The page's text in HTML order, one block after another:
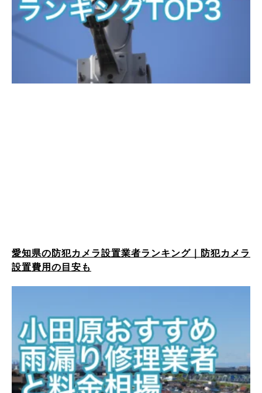
愛知県の防犯カメラ設置業者ランキング｜防犯カメラ
設置費用の目安も